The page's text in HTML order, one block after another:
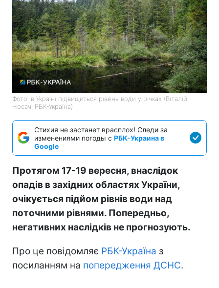
Фото: в Україні підвищиться рівень води у річках (Віталій
Носач, РБК-Україна)
Стихия не застанет врасплох! Следи за
изменениями погоды с РБК-Украина в
Google
Протягом 17-19 вересня, внаслідок
опадів в західних областях України,
очiкується пiдйом рiвнiв води над
поточними рiвнями. Попередньо,
негативних наслiдкiв не прогнозують.
Про це повідомляє РБК-Україна з
посиланням на попередження ДСНС.